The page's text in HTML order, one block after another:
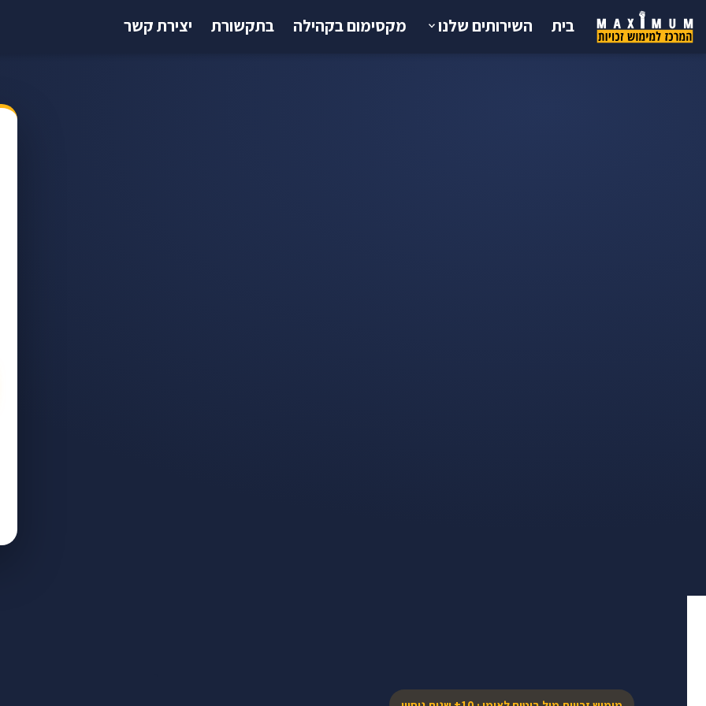
בית השירותים שלנו מקסימום בקהילה בתקשורת יצירת קשר
אנשים רבים לא יודעים שמגיעות להםקצבאות וזכויות מביטוח לאומי